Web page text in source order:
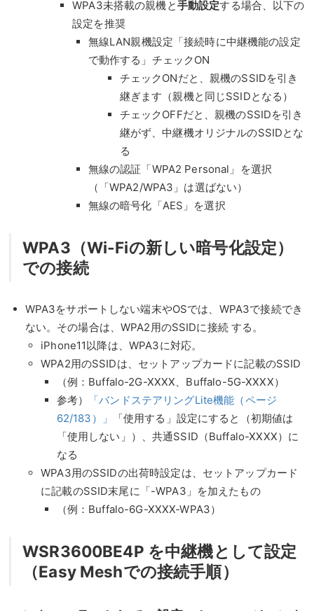
WPA3未搭載の親機と手動設定する場合、以下の
設定を推奨
無線LAN親機設定「接続時に中継機能の設定
で動作する」チェックON
チェックONだと、親機のSSIDを引き
継ぎます（親機と同じSSIDとなる）
チェックOFFだと、親機のSSIDを引き
継がず、中継機オリジナルのSSIDとな
る
無線の認証「WPA2 Personal」を選択
（「WPA2/WPA3」は選ばない）
無線の暗号化「AES」を選択
WPA3（Wi-Fiの新しい暗号化設定）
での接続
WPA3をサポートしない端末やOSでは、WPA3で接続でき
ない。その場合は、WPA2用のSSIDに接続 する。
iPhone11以降は、WPA3に対応。
WPA2用のSSIDは、セットアップカードに記載のSSID
（例：Buffalo-2G-XXXX、Buffalo-5G-XXXX）
参考）
「バンドステアリングLite機能（ページ
62/183）」
「使用する」設定にすると（初期値は
「使用しない」）、共通SSID（Buffalo-XXXX）に
なる
WPA3用のSSIDの出荷時設定は、セットアップカード
に記載のSSID末尾に「-WPA3」を加えたもの
（例：Buffalo-6G-XXXX-WPA3）
WSR3600BE4P を中継機として設定
（Easy Meshでの接続手順）